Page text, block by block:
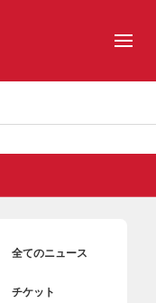
全てのニュース
チケット